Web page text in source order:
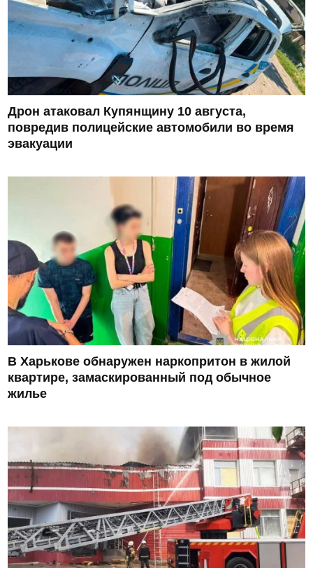
Дрон атаковал Купянщину 10 августа,
повредив полицейские автомобили во время
эвакуации
В Харькове обнаружен наркопритон в жилой
квартире, замаскированный под обычное
жилье